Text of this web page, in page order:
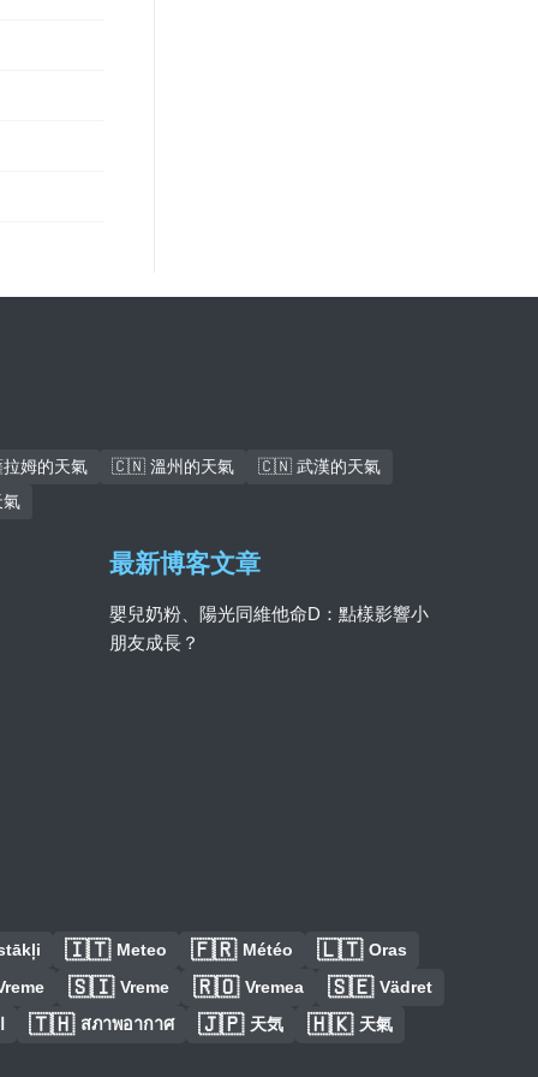
姆的天氣 🇨🇳 溫州的天氣
🇨🇳 武漢的天氣
最新博客文章
嬰兒奶粉、陽光同維他命D：點樣影響小
朋友成長？
🇮🇹 Meteo 🇫🇷 Météo 🇱🇹 Oras
🇸🇮 Vreme 🇷🇴 Vremea 🇸🇪 Vädret
🇹🇭 สภาพอากาศ 🇯🇵 天気 🇭🇰 天氣